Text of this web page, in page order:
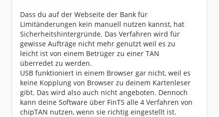
Dass du auf der Webseite der Bank für
Limitänderungen kein manuell nutzen kannst, hat
Sicherheitshintergründe. Das Verfahren wird für
gewisse Aufträge nicht mehr genutzt weil es zu
leicht ist von einem Betrüger zu einer TAN
überredet zu werden.
USB funktioniert in einem Browser gar nicht, weil es
keine Kopplung von Browser zu deinem Kartenleser
gibt. Das wird also auch nicht angeboten. Dennoch
kann deine Software über FinTS alle 4 Verfahren von
chipTAN nutzen, wenn sie richtig eingestellt ist.